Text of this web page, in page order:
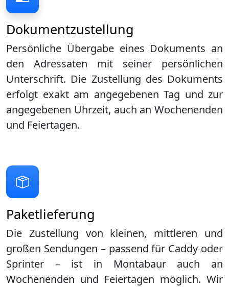
Dokumentzustellung
Persönliche Übergabe eines Dokuments an
den Adressaten mit seiner persönlichen
Unterschrift. Die Zustellung des Dokuments
erfolgt exakt am angegebenen Tag und zur
angegebenen Uhrzeit, auch an Wochenenden
und Feiertagen.
Paketlieferung
Die Zustellung von kleinen, mittleren und
großen Sendungen – passend für Caddy oder
Sprinter – ist in Montabaurauch an
Wochenenden und Feiertagen möglich. Wir